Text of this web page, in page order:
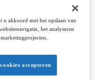
we alle
die de studenten
u akkoord met het opslaan van
het analyseren
accepteren